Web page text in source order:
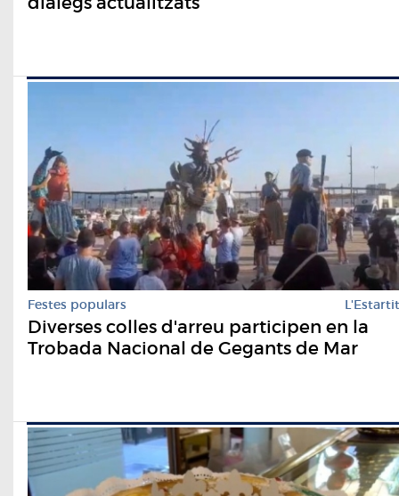
Festes populars L'Estartit
Diverses colles d'arreu participen en la
Trobada Nacional de Gegants de Mar